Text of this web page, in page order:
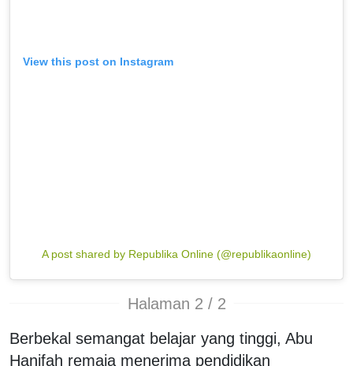
View this post on Instagram
A post shared by Republika Online (@republikaonline)
Halaman 2 / 2
Berbekal semangat belajar yang tinggi, Abu
Hanifah remaja menerima pendidikan